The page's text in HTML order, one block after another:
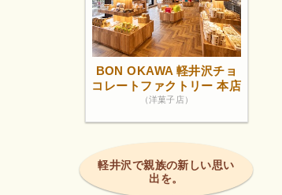
BON OKAWA 軽井沢チョ
コレートファクトリー 本店
（洋菓子店）
軽井沢で親族の新しい思い
出を。